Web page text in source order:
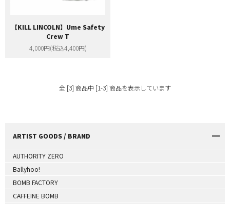
【KILL LINCOLN】Ume Safety
Crew T
4,000円(税込4,400円)
全 [3] 商品中 [1-3] 商品を表示しています
ARTIST GOODS / BRAND
AUTHORITY ZERO
Ballyhoo!
BOMB FACTORY
CAFFEINE BOMB